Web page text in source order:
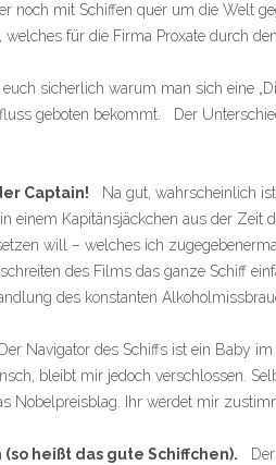
noch mit Schiffen quer um die Welt
welches für die Firma Proxate durch
sicherlich warum man sich eine
geboten bekommt. Der
Captain!
Na gut, wahrscheinlich
einem Kapitänsjäckchen aus der
will – welches ich
des Films das ganze Schiff
des konstanten
Der Navigator des Schiffs ist ein Baby
bleibt mir jedoch verschlossen.
Nobelpreisblag. Ihr werdet mir
heißt das gute Schiffchen). Der